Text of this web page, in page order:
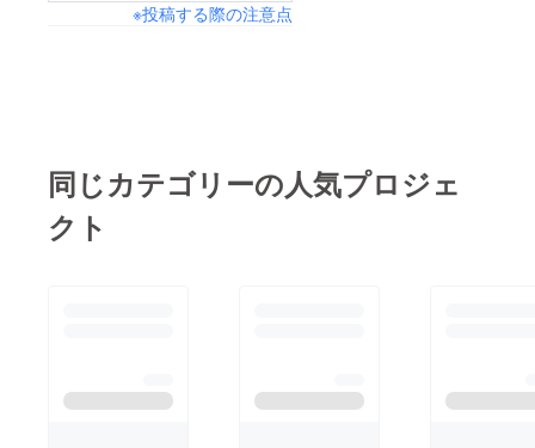
※投稿する際の注意点
同じカテゴリーの人気プロジェ
クト